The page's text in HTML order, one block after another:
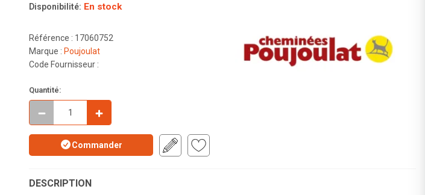
Disponibilité: En stock
Référence : 17060752
Marque : Poujoulat
Code Fournisseur :
Quantité:
Commander
DESCRIPTION